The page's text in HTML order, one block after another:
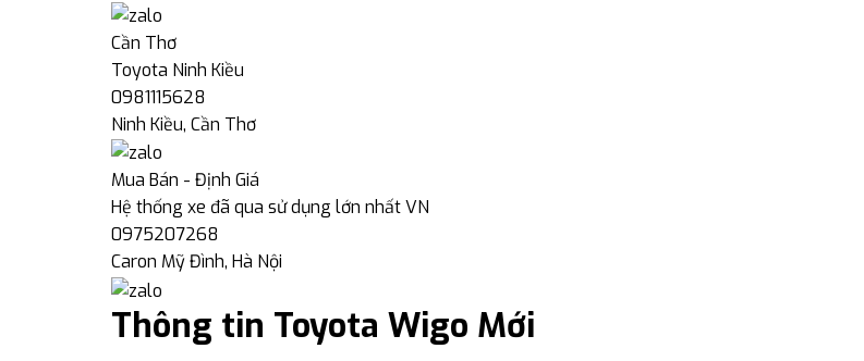
Cần Thơ
Toyota Ninh Kiều
0981115628
Ninh Kiều, Cần Thơ
Mua Bán - Định Giá
Hệ thống xe đã qua sử dụng lớn nhất VN
0975207268
Caron Mỹ Đình, Hà Nội
Thông tin Toyota Wigo Mới